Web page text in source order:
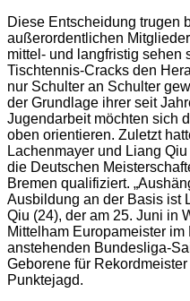
Diese Entscheidung trugen
außerordentlichen
mittel- und langfristig sehen
Tischtennis-Cracks den
nur Schulter an Schulter
der Grundlage ihrer seit
Jugendarbeit möchten sich
oben orientieren. Zuletzt
Lachenmayer und Liang
die Deutschen
Bremen qualifiziert.
Ausbildung an der Basis ist
Qiu (24), der am 25. Juni in
Mittelham Europameister
anstehenden Bundesliga-
Geborene für
Punktejagd.